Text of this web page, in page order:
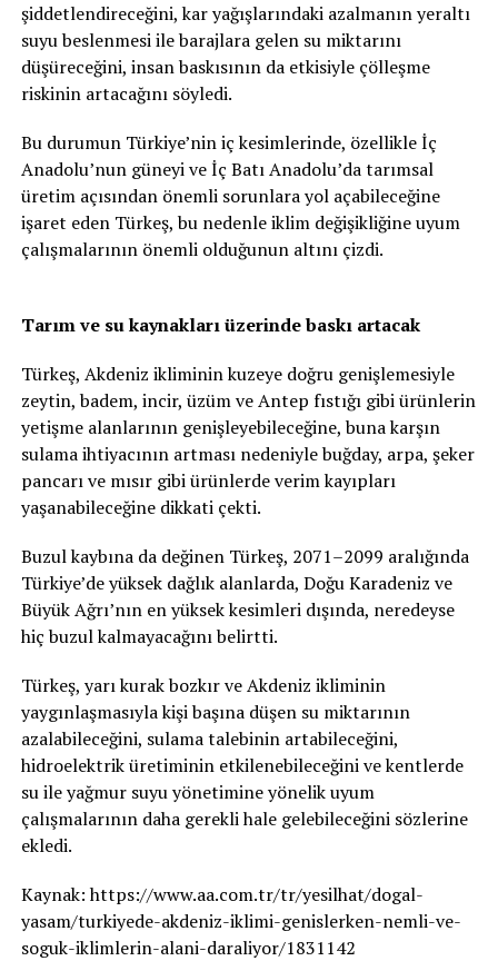
şiddetlendireceğini, kar yağışlarındaki azalmanın yeraltı
suyu beslenmesi ile barajlara gelen su miktarını
düşüreceğini, insan baskısının da etkisiyle çölleşme
riskinin artacağını söyledi.
Bu durumun Türkiye’nin iç kesimlerinde, özellikle İç
Anadolu’nun güneyi ve İç Batı Anadolu’da tarımsal
üretim açısından önemli sorunlara yol açabileceğine
işaret eden Türkeş, bu nedenle iklim değişikliğine uyum
çalışmalarının önemli olduğunun altını çizdi.
Tarım ve su kaynakları üzerinde baskı artacak
Türkeş, Akdeniz ikliminin kuzeye doğru genişlemesiyle
zeytin, badem, incir, üzüm ve Antep fıstığı gibi ürünlerin
yetişme alanlarının genişleyebileceğine, buna karşın
sulama ihtiyacının artması nedeniyle buğday, arpa, şeker
pancarı ve mısır gibi ürünlerde verim kayıpları
yaşanabileceğine dikkati çekti.
Buzul kaybına da değinen Türkeş, 2071–2099 aralığında
Türkiye’de yüksek dağlık alanlarda, Doğu Karadeniz ve
Büyük Ağrı’nın en yüksek kesimleri dışında, neredeyse
hiç buzul kalmayacağını belirtti.
Türkeş, yarı kurak bozkır ve Akdeniz ikliminin
yaygınlaşmasıyla kişi başına düşen su miktarının
azalabileceğini, sulama talebinin artabileceğini,
hidroelektrik üretiminin etkilenebileceğini ve kentlerde
su ile yağmur suyu yönetimine yönelik uyum
çalışmalarının daha gerekli hale gelebileceğini sözlerine
ekledi.
Kaynak: https://www.aa.com.tr/tr/yesilhat/dogal-
yasam/turkiyede-akdeniz-iklimi-genislerken-nemli-ve-
soguk-iklimlerin-alani-daraliyor/1831142